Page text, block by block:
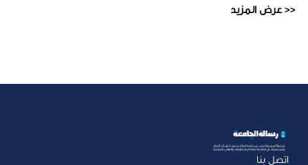
عرض المزيد
اتصل بنا